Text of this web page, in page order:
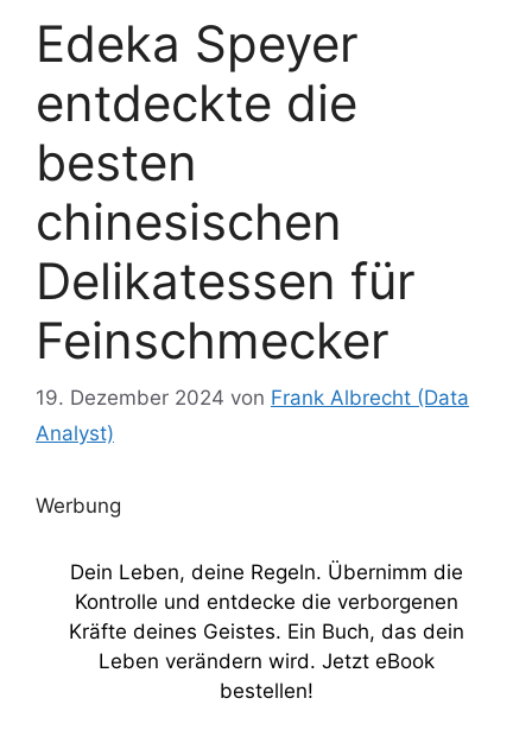
Edeka Speyer
entdeckte die
besten
chinesischen
Delikatessen für
Feinschmecker
19. Dezember 2024 von Frank Albrecht (Data
Analyst)
Werbung
Dein Leben, deine Regeln. Übernimm die
Kontrolle und entdecke die verborgenen
Kräfte deines Geistes. Ein Buch, das dein
Leben verändern wird. Jetzt eBook
bestellen!